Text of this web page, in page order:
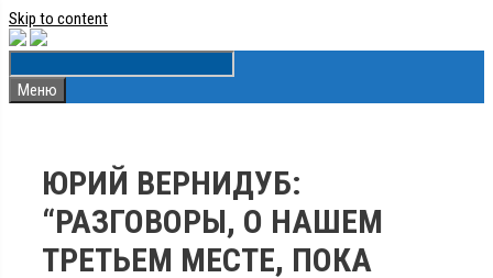
Skip to content
Меню
ЮРИЙ ВЕРНИДУБ:
“РАЗГОВОРЫ, О НАШЕМ
ТРЕТЬЕМ МЕСТЕ, ПОКА